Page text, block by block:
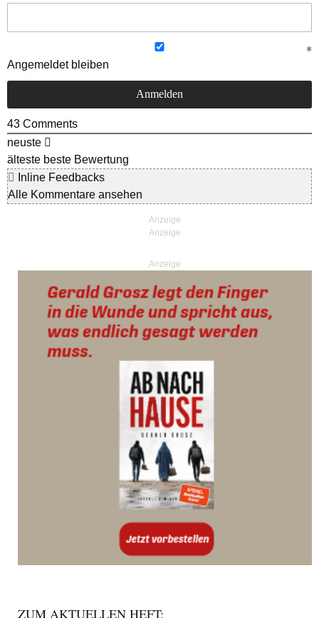
Angemeldet bleiben
43 Comments
neuste
älteste beste Bewertung
Inline Feedbacks
Alle Kommentare ansehen
Anzeige
ZUM AKTUELLEN HEFT: